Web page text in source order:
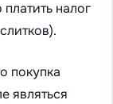
налог
покупка
являться